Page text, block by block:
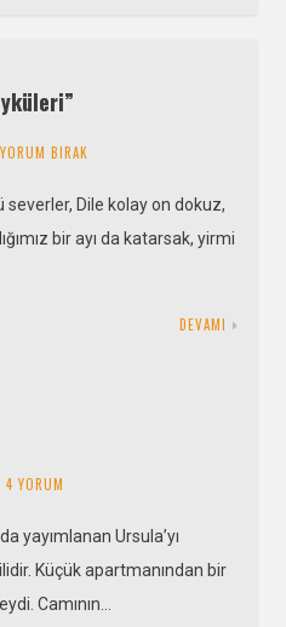
YORUM BIRAK
Dile kolay on dokuz,
bir ayı da katarsak, yirmi
DEVAMI
4 YORUM
yayımlanan Ursula’yı
Küçük apartmanından bir
Camının…